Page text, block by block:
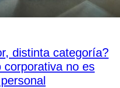
distinta categoría?
corporativa no es